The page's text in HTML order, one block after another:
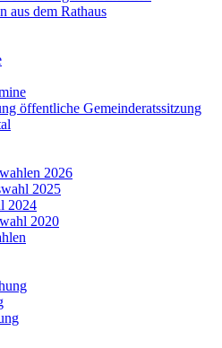
aus dem Rathaus
öffentliche Gemeinderatssitzung
2026
2025
2024
2020